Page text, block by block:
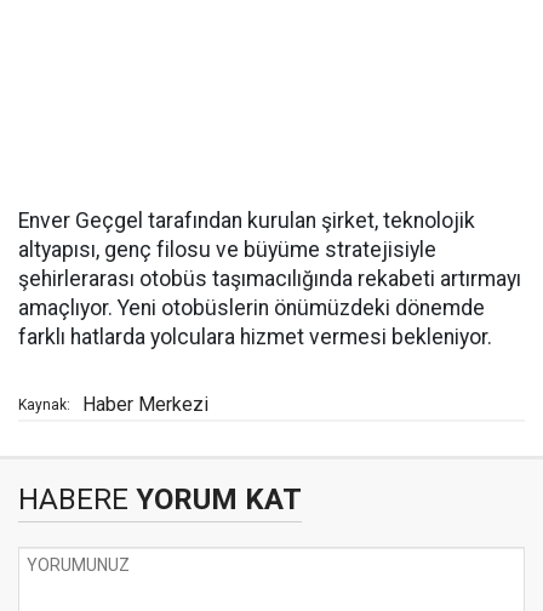
Enver Geçgel tarafından kurulan şirket, teknolojik
altyapısı, genç filosu ve büyüme stratejisiyle
şehirlerarası otobüs taşımacılığında rekabeti artırmayı
amaçlıyor. Yeni otobüslerin önümüzdeki dönemde
farklı hatlarda yolculara hizmet vermesi bekleniyor.
Kaynak: Haber Merkezi
HABERE YORUM KAT